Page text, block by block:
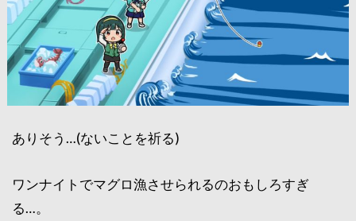
ありそう…(ないことを祈る)
ワンナイトでマグロ漁させられるのおもしろすぎ
る…。